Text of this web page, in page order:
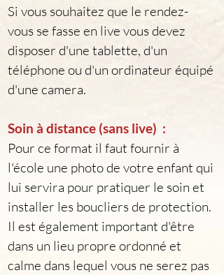
Si vous souhaitez que le rendez-
vous se fasse en live vous devez
disposer d'une tablette, d'un
téléphone ou d'un ordinateur équipé
d'une camera.
Soin à distance (sans live)  :
Pour ce format il faut fournir à
l'école une photo de votre enfant qui
lui servira pour pratiquer le soin et
installer les boucliers de protection.
Il est également important d'être
dans un lieu propre ordonné et
calme dans lequel vous ne serez pas